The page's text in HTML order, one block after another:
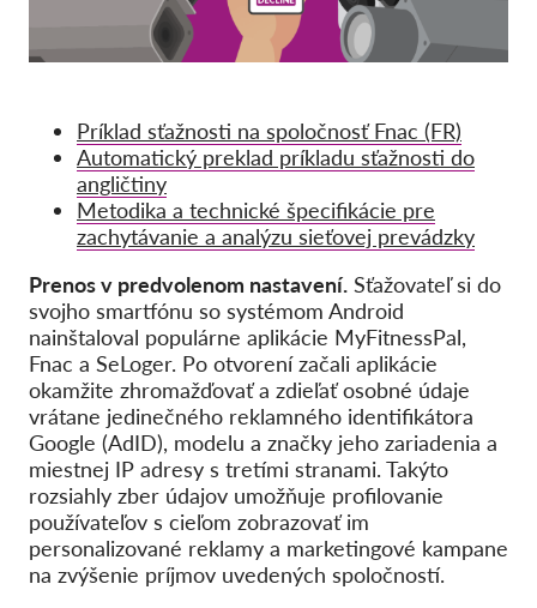
GDPRhub
Príklad sťažnosti na spoločnosť Fnac (FR)
Automatický preklad príkladu sťažnosti do
angličtiny
Metodika a technické špecifikácie pre
zachytávanie a analýzu sieťovej prevádzky
Prenos v predvolenom nastavení. Sťažovateľ si do
svojho smartfónu so systémom Android
nainštaloval populárne aplikácie MyFitnessPal,
Fnac a SeLoger. Po otvorení začali aplikácie
okamžite zhromažďovať a zdieľať osobné údaje
vrátane jedinečného reklamného identifikátora
Google (AdID), modelu a značky jeho zariadenia a
miestnej IP adresy s tretími stranami. Takýto
rozsiahly zber údajov umožňuje profilovanie
používateľov s cieľom zobrazovať im
personalizované reklamy a marketingové kampane
na zvýšenie príjmov uvedených spoločností.